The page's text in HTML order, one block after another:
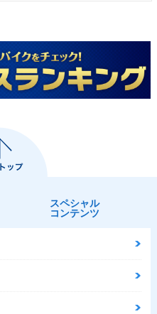
スペシャル
コンテンツ